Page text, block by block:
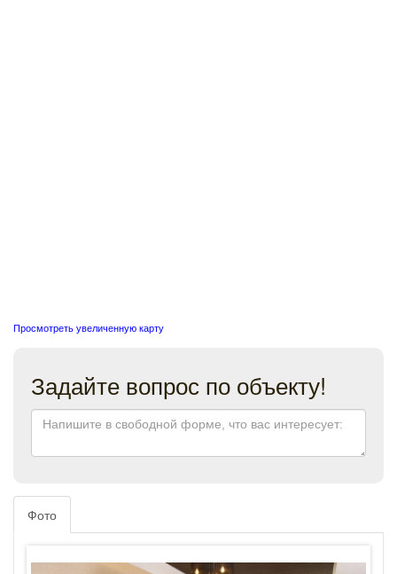
Просмотреть увеличенную карту
Задайте вопрос по объекту!
Фото